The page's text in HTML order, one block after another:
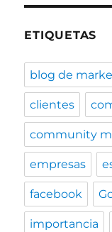
ETIQUETAS
blog de
clientes
community
empresas
facebook
importancia